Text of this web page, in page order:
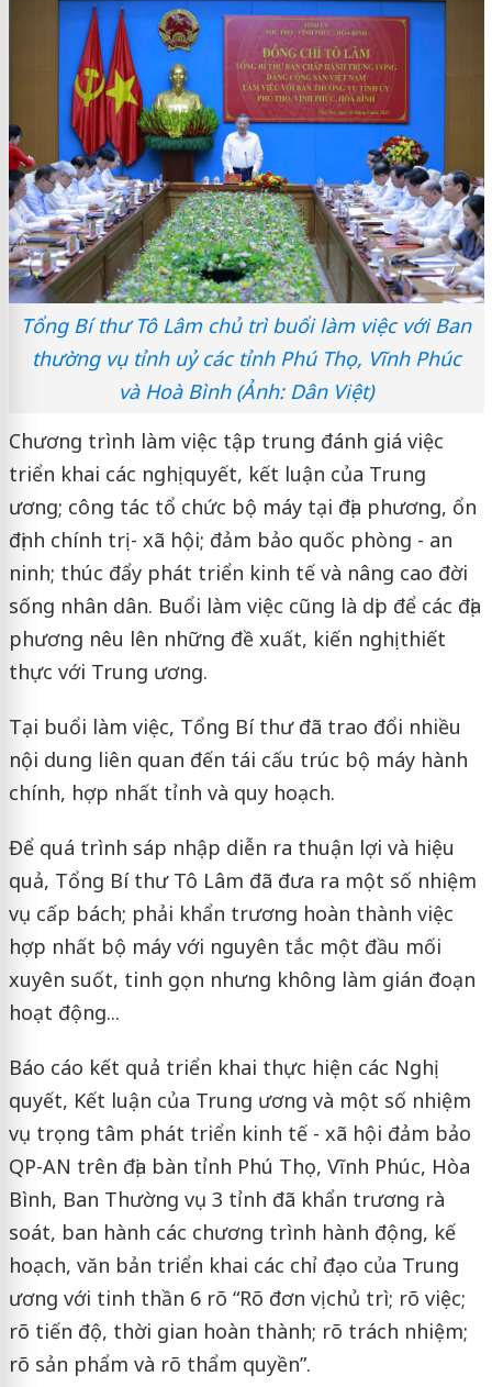
Tổng Bí thư Tô Lâm chủ trì buổi làm việc với Ban
thường vụ tỉnh uỷ các tỉnh Phú Thọ, Vĩnh Phúc
và Hoà Bình (Ảnh: Dân Việt)
Chương trình làm việc tập trung đánh giá việc
triển khai các nghị quyết, kết luận của Trung
ương; công tác tổ chức bộ máy tại địa phương, ổn
định chính trị - xã hội; đảm bảo quốc phòng - an
ninh; thúc đẩy phát triển kinh tế và nâng cao đời
sống nhân dân. Buổi làm việc cũng là dịp để các địa
phương nêu lên những đề xuất, kiến nghị thiết
thực với Trung ương.
Tại buổi làm việc, Tổng Bí thư đã trao đổi nhiều
nội dung liên quan đến tái cấu trúc bộ máy hành
chính, hợp nhất tỉnh và quy hoạch.
Để quá trình sáp nhập diễn ra thuận lợi và hiệu
quả, Tổng Bí thư Tô Lâm đã đưa ra một số nhiệm
vụ cấp bách; phải khẩn trương hoàn thành việc
hợp nhất bộ máy với nguyên tắc một đầu mối
xuyên suốt, tinh gọn nhưng không làm gián đoạn
hoạt động...
Báo cáo kết quả triển khai thực hiện các Nghị
quyết, Kết luận của Trung ương và một số nhiệm
vụ trọng tâm phát triển kinh tế - xã hội đảm bảo
QP-AN trên địa bàn tỉnh Phú Thọ, Vĩnh Phúc, Hòa
Bình, Ban Thường vụ 3 tỉnh đã khẩn trương rà
soát, ban hành các chương trình hành động, kế
hoạch, văn bản triển khai các chỉ đạo của Trung
ương với tinh thần 6 rõ “Rõ đơn vị chủ trì; rõ việc;
rõ tiến độ, thời gian hoàn thành; rõ trách nhiệm;
rõ sản phẩm và rõ thẩm quyền”.